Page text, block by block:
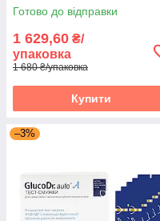
Готово до відправки
1 629,60 ₴/
упаковка
1 680 ₴/упаковка
Купити
–3%